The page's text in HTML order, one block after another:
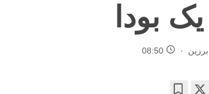
بودا
08:50